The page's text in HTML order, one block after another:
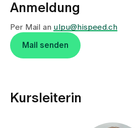
Anmeldung
Per Mail an ulpu@hispeed.ch
Mail senden
Kursleiterin